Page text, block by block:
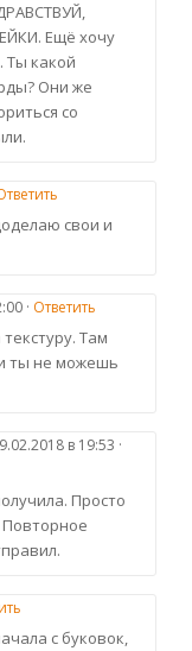
Ещё хочу
Ты какой
Они же
со
свои и
· Ответить
Там
ты не можешь
в 19:53 ·
Просто
Повторное
с буковок,